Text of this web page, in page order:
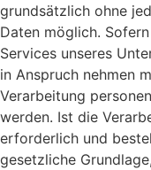
grundsätzlich ohne
Daten möglich.
Services unseres
in Anspruch nehmen
Verarbeitung
werden. Ist die
erforderlich und
gesetzliche